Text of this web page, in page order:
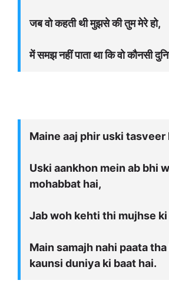
जब वो कहती थी मुझसे की तुम मेरे हो,
में समझ नहीं पाता था कि वो कौनसी
Maine aaj phir uski tasveer
Uski aankhon mein ab bhi
mohabbat hai,
Jab woh kehti thi mujhse
Main samajh nahi paata
kaunsi duniya ki baat hai.